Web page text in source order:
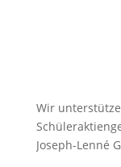
Wir
Joseph-Lenné